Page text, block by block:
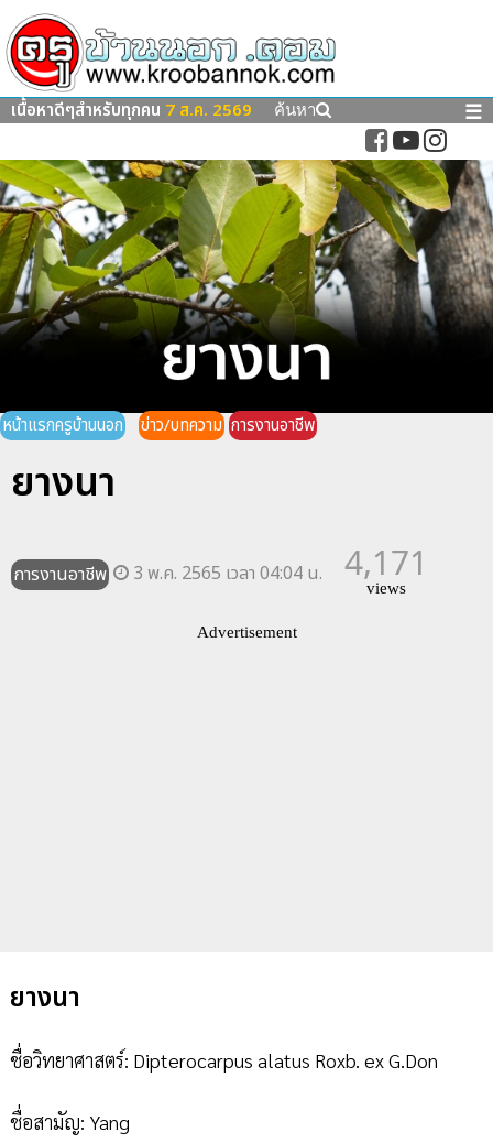
เนื้อหาดีๆสำหรับทุกคน 7 ส.ค. 2569 ค้นหา ☰
หน้าแรกครูบ้านนอก ข่าว/บทความ การงานอาชีพ
ยางนา
การงานอาชีพ 3 พ.ค. 2565 เวลา 04:04 น. 4,171
views
Advertisement
ยางนา
ชื่อวิทยาศาสตร์: Dipterocarpus alatus Roxb. ex G.Don
ชื่อสามัญ: Yang